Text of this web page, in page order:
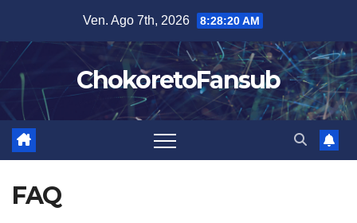
contenuto
Ven. Ago 7th, 2026 8:28:21 AM
ChokoretoFansub
FAQ